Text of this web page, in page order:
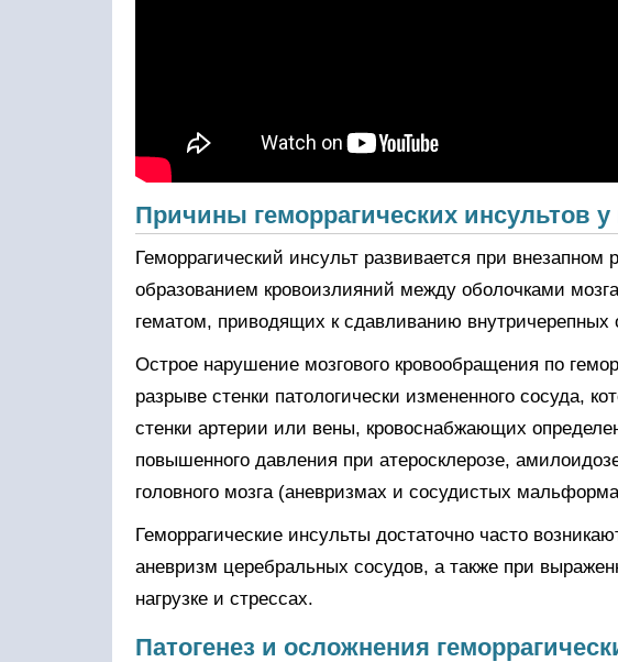
Причины геморрагических инсультов
Геморрагический инсульт развивается при внезапном
образованием кровоизлияний между оболочками
гематом, приводящих к сдавливанию внутричерепных
Острое нарушение мозгового кровообращения по
разрыве стенки патологически измененного сосуда,
стенки артерии или вены, кровоснабжающих
повышенного давления при атеросклерозе,
головного мозга (аневризмах и сосудистых
Геморрагические инсульты достаточно часто
аневризм церебральных сосудов, а также при
нагрузке и стрессах.
Патогенез и осложнения